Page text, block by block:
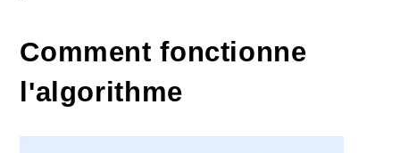
Comment fonctionne
l'algorithme